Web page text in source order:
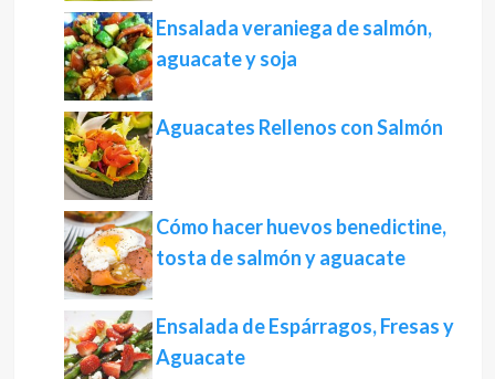
Ensalada veraniega de salmón,
aguacate y soja
Aguacates Rellenos con Salmón
Cómo hacer huevos benedictine,
tosta de salmón y aguacate
Ensalada de Espárragos, Fresas y
Aguacate